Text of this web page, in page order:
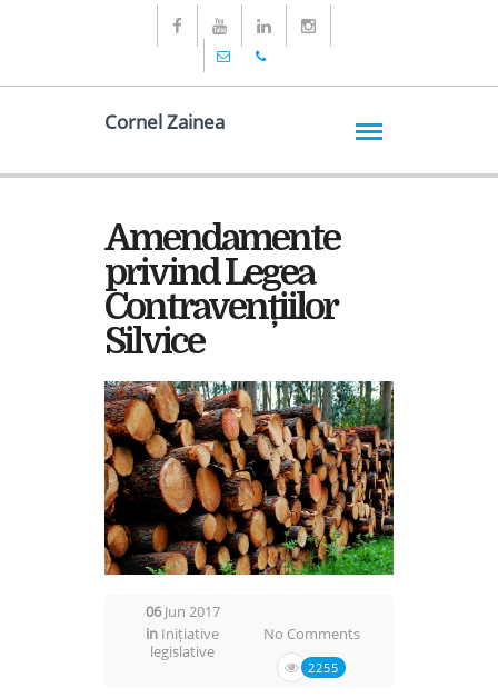
Cornel Zainea
Amendamente
privind Legea
Contravențiilor
Silvice
06Jun 2017
in Inițiative
legislative
No Comments
2255